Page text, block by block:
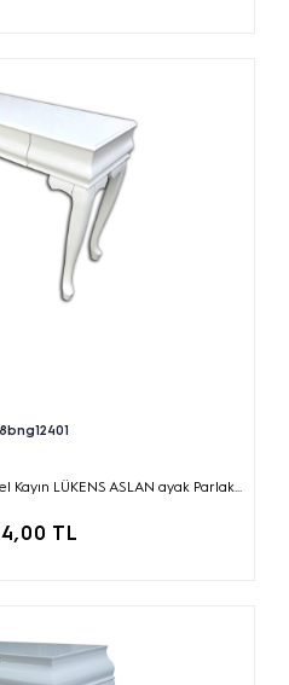
Kayın LÜKENS ASLAN ayak Parlak...
TL